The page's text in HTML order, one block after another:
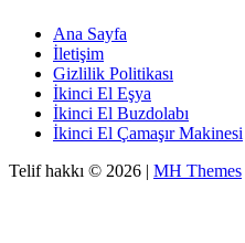
Ana Sayfa
İletişim
Gizlilik Politikası
İkinci El Eşya
İkinci El Buzdolabı
İkinci El Çamaşır Makinesi
Telif hakkı © 2026 | MH Themes